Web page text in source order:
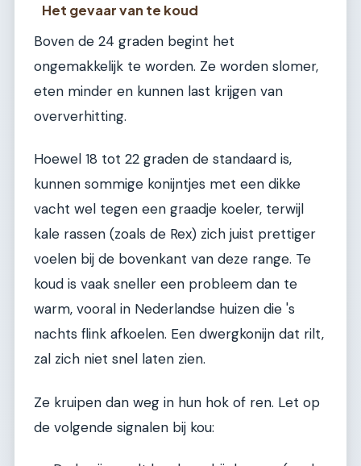
Het gevaar van te koud
Boven de 24 graden begint het
ongemakkelijk te worden. Ze worden slomer,
eten minder en kunnen last krijgen van
oververhitting.
Hoewel 18 tot 22 graden de standaard is,
kunnen sommige konijntjes met een dikke
vacht wel tegen een graadje koeler, terwijl
kale rassen (zoals de Rex) zich juist prettiger
voelen bij de bovenkant van deze range. Te
koud is vaak sneller een probleem dan te
warm, vooral in Nederlandse huizen die 's
nachts flink afkoelen. Een dwergkonijn dat rilt,
zal zich niet snel laten zien.
Ze kruipen dan weg in hun hok of ren. Let op
de volgende signalen bij kou: